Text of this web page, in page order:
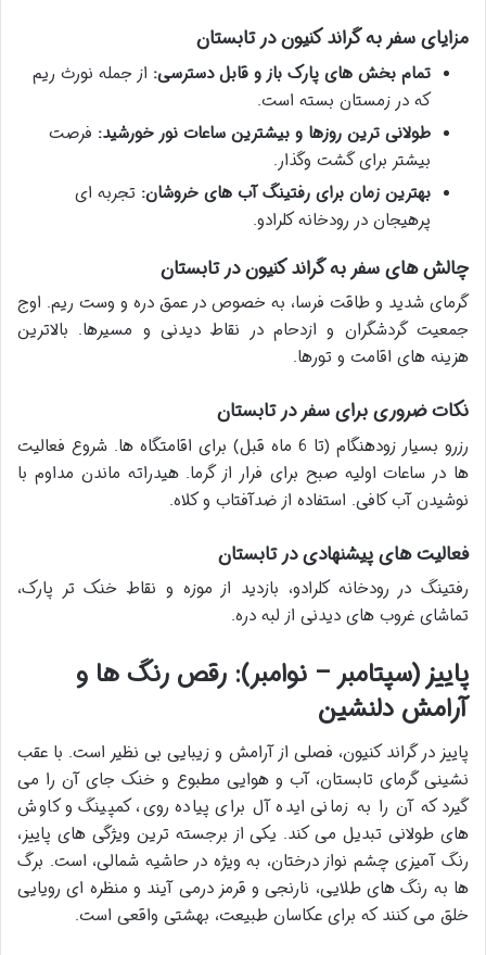
مزایای سفر به گراند کنیون در تابستان
تمام بخش های پارک باز و قابل دسترسی: از جمله نورث ریم
که در زمستان بسته است.
طولانی ترین روزها و بیشترین ساعات نور خورشید: فرصت
بیشتر برای گشت وگذار.
بهترین زمان برای رفتینگ آب های خروشان: تجربه ای
پرهیجان در رودخانه کلرادو.
چالش های سفر به گراند کنیون در تابستان
گرمای شدید و طاقت فرسا، به خصوص در عمق دره و وست ریم. اوج
جمعیت گردشگران و ازدحام در نقاط دیدنی و مسیرها. بالاترین
هزینه های اقامت و تورها.
نکات ضروری برای سفر در تابستان
رزرو بسیار زودهنگام (تا 6 ماه قبل) برای اقامتگاه ها. شروع فعالیت
ها در ساعات اولیه صبح برای فرار از گرما. هیدراته ماندن مداوم با
نوشیدن آب کافی. استفاده از ضدآفتاب و کلاه.
فعالیت های پیشنهادی در تابستان
رفتینگ در رودخانه کلرادو، بازدید از موزه و نقاط خنک تر پارک،
تماشای غروب های دیدنی از لبه دره.
پاییز (سپتامبر – نوامبر): رقص رنگ ها و
آرامش دلنشین
پاییز در گراند کنیون، فصلی از آرامش و زیبایی بی نظیر است. با عقب
نشینی گرمای تابستان، آب و هوایی مطبوع و خنک جای آن را می
گیرد که آن را به زمانی ایده آل برای پیاده روی، کمپینگ و کاوش
های طولانی تبدیل می کند. یکی از برجسته ترین ویژگی های پاییز،
رنگ آمیزی چشم نواز درختان، به ویژه در حاشیه شمالی، است. برگ
ها به رنگ های طلایی، نارنجی و قرمز درمی آیند و منظره ای رویایی
خلق می کنند که برای عکاسان طبیعت، بهشتی واقعی است.